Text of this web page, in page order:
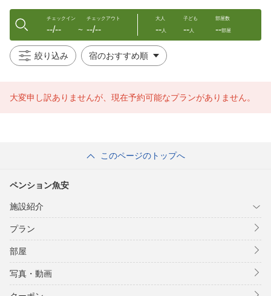
チェックイン
--/-- 〜
チェックアウト
--/--
大人
--人
子ども
--人
部屋数
--部屋
絞り込み
大変申し訳ありませんが、現在予約可能なプランがありません。
このページのトップへ
ペンション魚安
施設紹介
プラン
部屋
写真・動画